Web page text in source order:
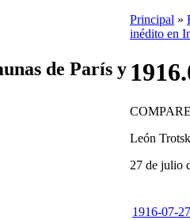
de París y
Principal »
inédito en
León
27 de julio
1916-07-